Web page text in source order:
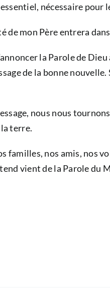
nécessaire
mon Père entrera
la Parole de
de la bonne
nous nous
terre.
familles, nos amis, nos
vient de la Parole du